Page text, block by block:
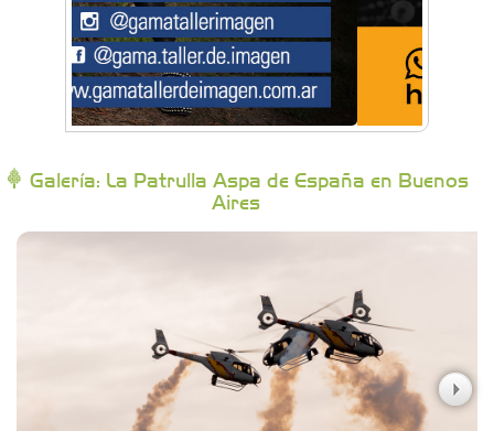
Buenos Aires Equipar
Campoy Federik - Productores Asesores de
Seguros
Carniceria y granja El Viejo Peña
Casa Berta
Galería: La Patrulla Aspa de España en Buenos
Aires